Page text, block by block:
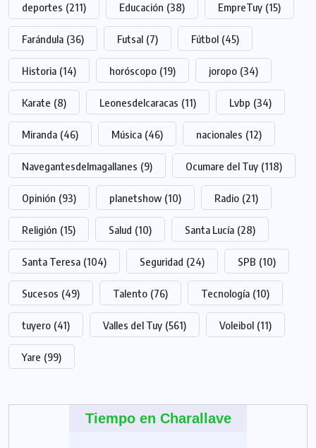
deportes (211) Educación (38) EmpreTuy (15)
Farándula (36) Futsal (7) Fútbol (45)
Historia (14) horóscopo (19) joropo (34)
Karate (8) Leonesdelcaracas (11) Lvbp (34)
Miranda (46) Música (46) nacionales (12)
Navegantesdelmagallanes (9) Ocumare del Tuy (118)
Opinión (93) planetshow (10) Radio (21)
Religión (15) Salud (10) Santa Lucía (28)
Santa Teresa (104) Seguridad (24) SPB (10)
Sucesos (49) Talento (76) Tecnología (10)
tuyero (41) Valles del Tuy (561) Voleibol (11)
Yare (99)
Tiempo en Charallave